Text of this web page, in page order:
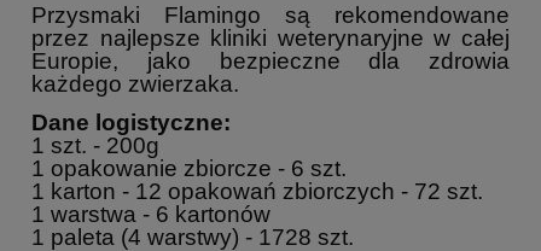
Przysmaki Flamingo są rekomendowane
przez najlepsze kliniki weterynaryjne w całej
Europie, jako bezpieczne dla zdrowia
każdego zwierzaka.
Dane logistyczne:
1 szt. - 200g
1 opakowanie zbiorcze - 6 szt.
1 karton - 12 opakowań zbiorczych - 72 szt.
1 warstwa - 6 kartonów
1 paleta (4 warstwy) - 1728 szt.